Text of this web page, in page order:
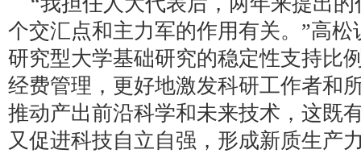
个交汇点和主力军的作用有关。”高
研究型大学基础研究的稳定性支持比
经费管理，更好地激发科研工作者和
推动产出前沿科学和未来技术，这既
又促进科技自立自强，形成新质生产